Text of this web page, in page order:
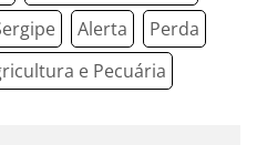
Alerta
Perda
e Pecuária